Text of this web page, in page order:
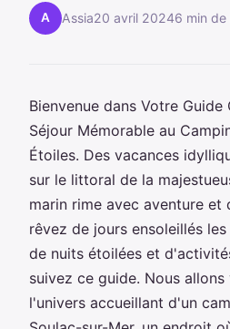
A Assia20 avril 20246 min
Bienvenue dans Votre
Séjour Mémorable au
Étoiles. Des vacances
sur le littoral de la
marin rime avec aventure et
rêvez de jours ensoleillés
de nuits étoilées et
suivez ce guide. Nous
l'univers accueillant d'un